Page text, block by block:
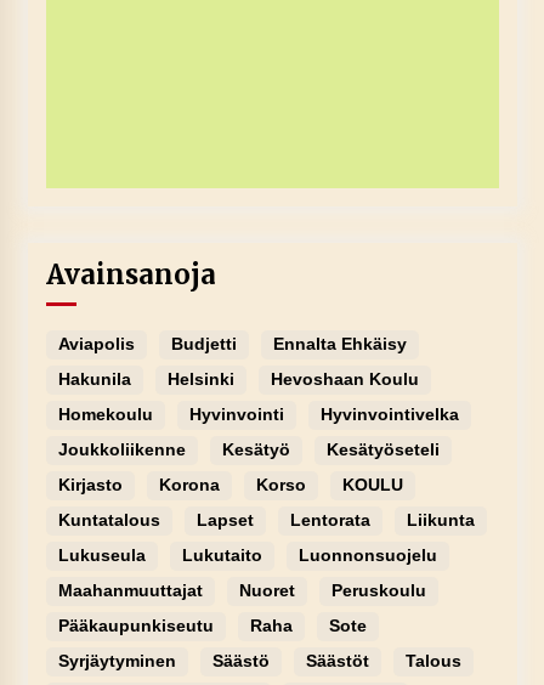
Avainsanoja
Aviapolis Budjetti
Ennalta Ehkäisy
Hakunila
Helsinki
Hevoshaan Koulu
Homekoulu
Hyvinvointi
Hyvinvointivelka
Joukkoliikenne
Kesätyö
Kesätyöseteli
Kirjasto
Korona Korso
KOULU
Kuntatalous
Lapset Lentorata
Liikunta
Lukuseula
Lukutaito
Luonnonsuojelu
Maahanmuuttajat
Nuoret
Peruskoulu
Pääkaupunkiseutu
Raha
Sote
Syrjäytyminen
Säästö Säästöt
Talous